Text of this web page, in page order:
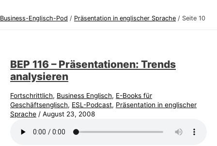
Business-Englisch-Pod / Präsentation in englischer Sprache / Seite 10
BEP 116 – Präsentationen: Trends
analysieren
Fortschrittlich, Business Englisch, E-Books für
Geschäftsenglisch, ESL-Podcast, Präsentation in englischer
Sprache /August 23, 2008
i
s
c
h